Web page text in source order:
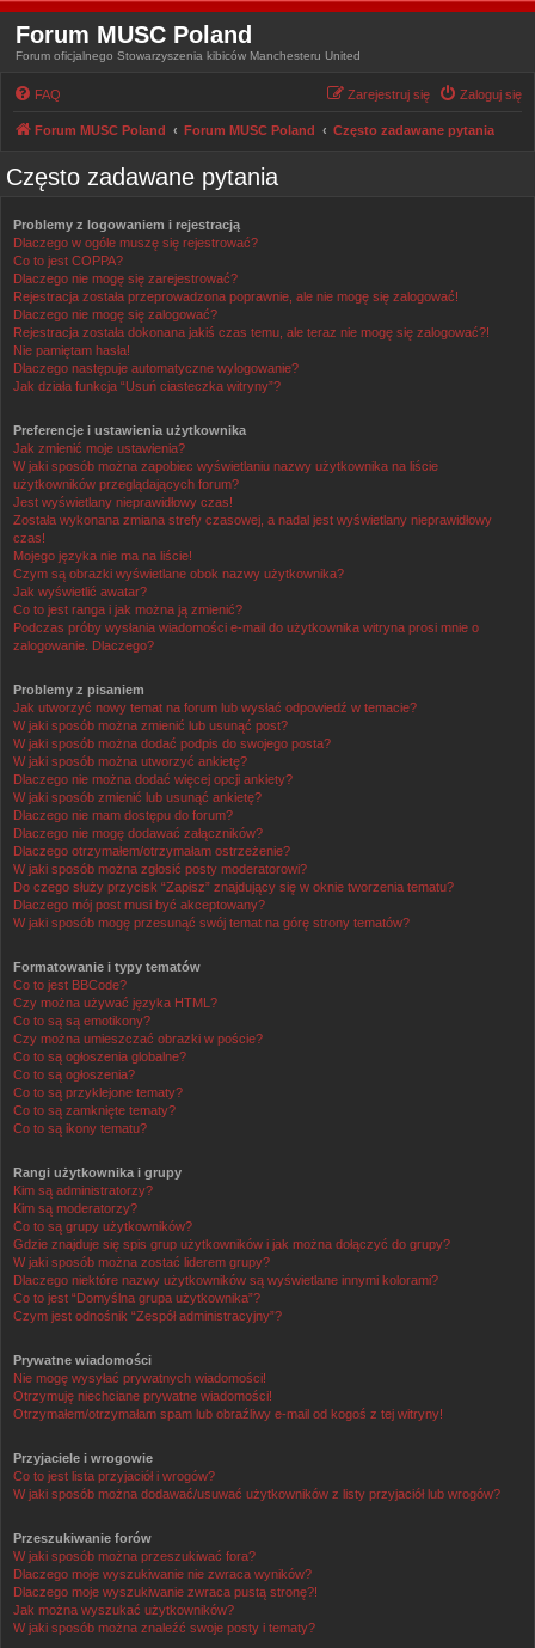
Forum MUSC Poland
Forum oficjalnego Stowarzyszenia kibiców Manchesteru United
FAQ Zaloguj się
Zarejestruj się
Forum MUSC Poland Forum MUSC Poland Często zadawane pytania
Często zadawane pytania
Problemy z logowaniem i rejestracją
Dlaczego w ogóle muszę się rejestrować?
Co to jest COPPA?
Dlaczego nie mogę się zarejestrować?
Rejestracja została przeprowadzona poprawnie, ale nie mogę się zalogować!
Dlaczego nie mogę się zalogować?
Rejestracja została dokonana jakiś czas temu, ale teraz nie mogę się zalogować?!
Nie pamiętam hasła!
Dlaczego następuje automatyczne wylogowanie?
Jak działa funkcja “Usuń ciasteczka witryny”?
Preferencje i ustawienia użytkownika
Jak zmienić moje ustawienia?
W jaki sposób można zapobiec wyświetlaniu nazwy użytkownika na liście
użytkowników przeglądających forum?
Jest wyświetlany nieprawidłowy czas!
Została wykonana zmiana strefy czasowej, a nadal jest wyświetlany nieprawidłowy
czas!
Mojego języka nie ma na liście!
Czym są obrazki wyświetlane obok nazwy użytkownika?
Jak wyświetlić awatar?
Co to jest ranga i jak można ją zmienić?
Podczas próby wysłania wiadomości e-mail do użytkownika witryna prosi mnie o
zalogowanie. Dlaczego?
Problemy z pisaniem
Jak utworzyć nowy temat na forum lub wysłać odpowiedź w temacie?
W jaki sposób można zmienić lub usunąć post?
W jaki sposób można dodać podpis do swojego posta?
W jaki sposób można utworzyć ankietę?
Dlaczego nie można dodać więcej opcji ankiety?
W jaki sposób zmienić lub usunąć ankietę?
Dlaczego nie mam dostępu do forum?
Dlaczego nie mogę dodawać załączników?
Dlaczego otrzymałem/otrzymałam ostrzeżenie?
W jaki sposób można zgłosić posty moderatorowi?
Do czego służy przycisk “Zapisz” znajdujący się w oknie tworzenia tematu?
Dlaczego mój post musi być akceptowany?
W jaki sposób mogę przesunąć swój temat na górę strony tematów?
Formatowanie i typy tematów
Co to jest BBCode?
Czy można używać języka HTML?
Co to są są emotikony?
Czy można umieszczać obrazki w poście?
Co to są ogłoszenia globalne?
Co to są ogłoszenia?
Co to są przyklejone tematy?
Co to są zamknięte tematy?
Co to są ikony tematu?
Rangi użytkownika i grupy
Kim są administratorzy?
Kim są moderatorzy?
Co to są grupy użytkowników?
Gdzie znajduje się spis grup użytkowników i jak można dołączyć do grupy?
W jaki sposób można zostać liderem grupy?
Dlaczego niektóre nazwy użytkowników są wyświetlane innymi kolorami?
Co to jest “Domyślna grupa użytkownika”?
Czym jest odnośnik “Zespół administracyjny”?
Prywatne wiadomości
Nie mogę wysyłać prywatnych wiadomości!
Otrzymuję niechciane prywatne wiadomości!
Otrzymałem/otrzymałam spam lub obraźliwy e-mail od kogoś z tej witryny!
Przyjaciele i wrogowie
Co to jest lista przyjaciół i wrogów?
W jaki sposób można dodawać/usuwać użytkowników z listy przyjaciół lub wrogów?
Przeszukiwanie forów
W jaki sposób można przeszukiwać fora?
Dlaczego moje wyszukiwanie nie zwraca wyników?
Dlaczego moje wyszukiwanie zwraca pustą stronę?!
Jak można wyszukać użytkowników?
W jaki sposób można znaleźć swoje posty i tematy?